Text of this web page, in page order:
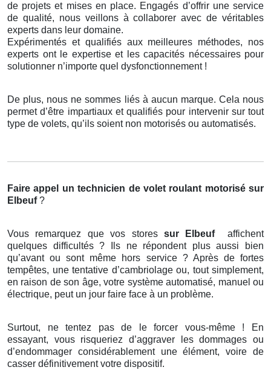
de projets et mises en place. Engagés d’offrir une service
de qualité, nous veillons à collaborer avec de véritables
experts dans leur domaine.
Expérimentés et qualifiés aux meilleures méthodes, nos
experts ont le expertise et les capacités nécessaires pour
solutionner n’importe quel dysfonctionnement !
De plus, nous ne sommes liés à aucun marque. Cela nous
permet d’être impartiaux et qualifiés pour intervenir sur tout
type de volets, qu’ils soient non motorisés ou automatisés.
Faire appel un technicien de volet roulant motorisé sur
Elbeuf?
Vous remarquez que vos stores sur Elbeuf
affichent
quelques difficultés ? Ils ne répondent plus aussi bien
qu’avant ou sont même hors service ? Après de fortes
tempêtes, une tentative d’cambriolage ou, tout simplement,
en raison de son âge, votre système automatisé, manuel ou
électrique, peut un jour faire face à un problème.
Surtout, ne tentez pas de le forcer vous-même ! En
essayant, vous risqueriez d’aggraver les dommages ou
d’endommager considérablement une élément, voire de
casser définitivement votre dispositif.